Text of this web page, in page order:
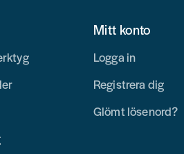
Mitt konto
Logga in
Registrera dig
Glömt lösenord?